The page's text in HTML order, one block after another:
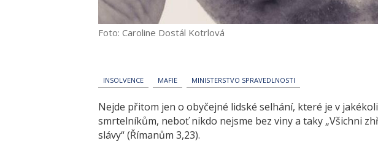
Foto: Caroline Dostál Kotrlová
INSOLVENCE MAFIE MINISTERSTVO SPRAVEDLNOSTI
Nejde přitom jen o obyčejné lidské selhání, které je v
smrtelníkům, neboť nikdo nejsme bez viny a taky „Všichni
slávy“ (Římanům 3,23).